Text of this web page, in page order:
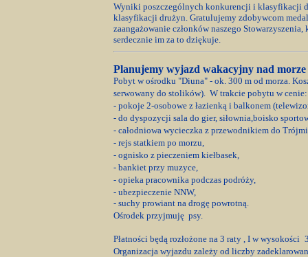
Wyniki poszczególnych konkurencji i klasyfikacji
klasyfikacji drużyn. Gratulujemy zdobywcom
zaangażowanie członków naszego
serdecznie im za to dziękuje.
Planujemy wyjazd wakacyjny nad morze
Pobyt w ośrodku "Diuna" - ok. 300 m od morza.
serwowany do stolików). W trakcie pobytu w cenie:
- pokoje 2-osobowe z łazienką i balkonem
- do dyspozycji sala do gier, siłownia,boisko
- całodniowa wycieczka z przewodnikiem do
- rejs statkiem po morzu,
- ognisko z pieczeniem kiełbasek,
- bankiet przy muzyce,
- opieka pracownika podczas podróży,
- ubezpieczenie NNW,
- suchy prowiant na drogę powrotną.
Ośrodek przyjmuję psy.
Płatności będą rozłożone na 3 raty , I w wysokości
Organizacja wyjazdu zależy od liczby